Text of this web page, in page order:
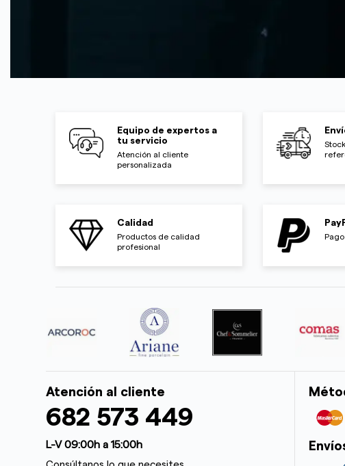
Equipo de expertos a
tu servicio
Atención al cliente
personalizada
Calidad
Productos de calidad
profesional
Atención al cliente
682 573 449
L-V 09:00h a 15:00h